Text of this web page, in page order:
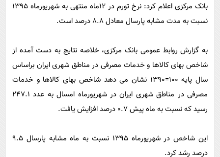
حوادث
یک برش دانایی
محیط زیست
سفر و تفریح
بین الملل
سیاست خارجی
فرهنگ و هنر
فناوری و It
علمی
اخبار کریپتو
قرآن
گوناگون
سرگرمی
باشگاه مغز
فیلم
اقتصاد
عصر ایران 2
بانک مرکزی اعلام کرد: نرخ تورم در 12ماه منتهی به شهریورماه 1395
نسبت به مدت مشابه پارسال معادل 8.8 درصد است.
به گزارش روابط عمومی بانک مرکزی، خلاصه نتایج به دست آمده از
شاخص بهای کالاها و خدمات مصرفی در مناطق شهری ایران براساس
سال پایه 100=1390 نشان می دهد شاخص بهای کالاها و خدمات
مصرفی در مناطق شهری ایران در شهریورماه امسال به عدد 247.1
رسید که نسبت به ماه پیش 0.7 درصد افزایش یافت.
این شاخص در شهریورماه 1395 نسبت به ماه مشابه پارسال 9.5
درصد رشد کرد.